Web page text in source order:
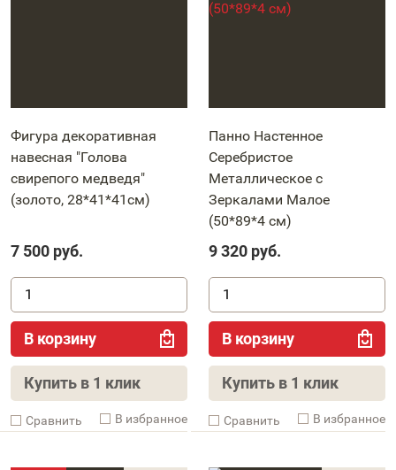
Фигура декоративная
навесная "Голова
свирепого медведя"
(золото, 28*41*41см)
7 500 руб.
В корзину
Купить в 1 клик
Cравнить В избранное
Панно Настенное
Серебристое
Металлическое с
Зеркалами Малое
(50*89*4 см)
9 320 руб.
В корзину
Купить в 1 клик
Cравнить В избранное